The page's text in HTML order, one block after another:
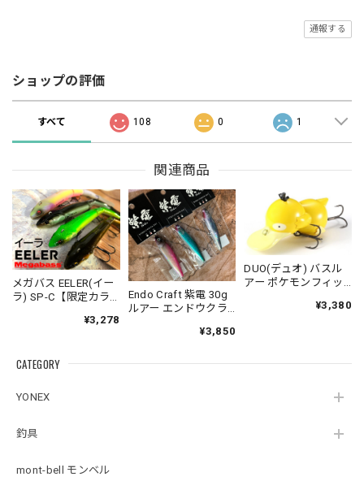
CATEGORY
YONEX
釣具
mont-bell モンベル
通報する
ショップの評価
すべて 108 0 1
関連商品
メガバス EELER(イー
ラ) SP-C【限定カラ
トクローラーベイト
¥3,278
Endo Craft 紫電 30g
ルアー エンドウクラ
¥3,850
DUO(デュオ) バスル
アー ポケモンフィッ
¥3,380